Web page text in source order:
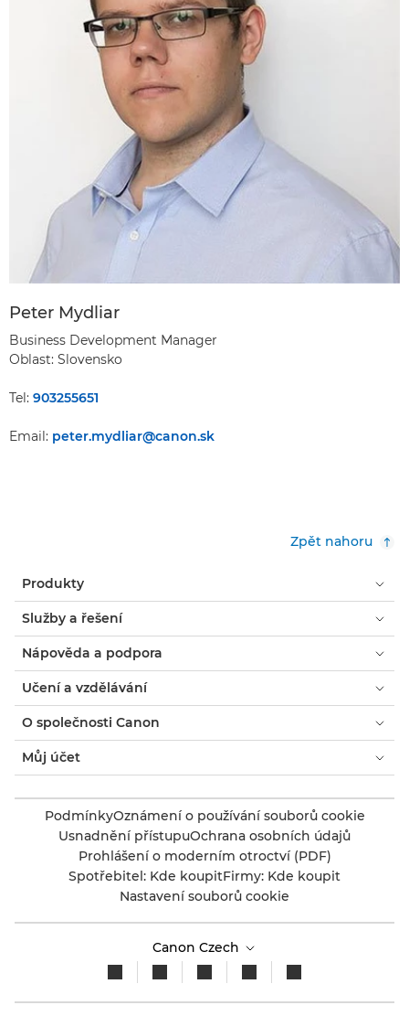
Peter Mydliar
Business Development Manager
Oblast: Slovensko
Tel: 903255651
Email: peter.mydliar@canon.sk
Zpět nahoru
Produkty
Služby a řešení
Nápověda a podpora
Učení a vzdělávání
O společnosti Canon
Můj účet
PodmínkyOznámení o používání souborů cookie
Usnadnění přístupuOchrana osobních údajů
Prohlášení o moderním otroctví (PDF)
Spotřebitel: Kde koupitFirmy: Kde koupit
Nastavení souborů cookie
Canon Czech